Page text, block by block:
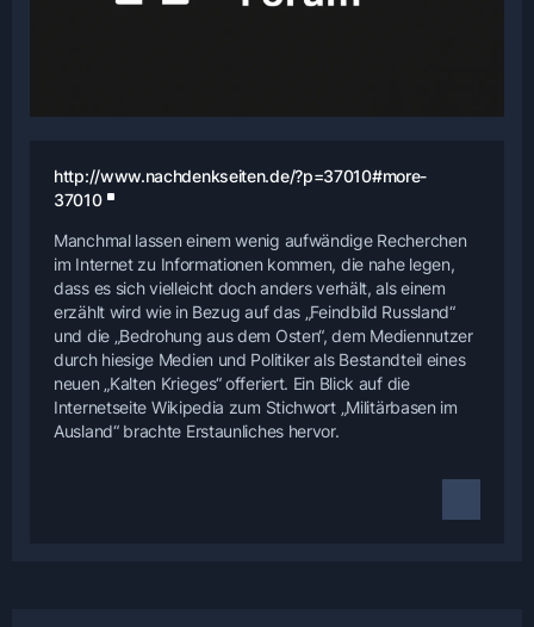
http://www.nachdenkseiten.de/?p=37010#more-
37010
Manchmal lassen einem wenig aufwändige Recherchen
im Internet zu Informationen kommen, die nahe legen,
dass es sich vielleicht doch anders verhält, als einem
erzählt wird wie in Bezug auf das „Feindbild Russland“
und die „Bedrohung aus dem Osten“, dem Mediennutzer
durch hiesige Medien und Politiker als Bestandteil eines
neuen „Kalten Krieges“ offeriert. Ein Blick auf die
Internetseite Wikipedia zum Stichwort „Militärbasen im
Ausland“ brachte Erstaunliches hervor.